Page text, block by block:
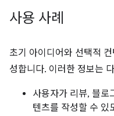
사용 사례
초기 아이디어와 선택적
성합니다. 이러한 정보는
사용자가 리뷰, 블로
텐츠를 작성할 수 있